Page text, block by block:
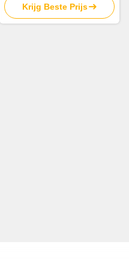
souvenirs
Krijg Beste Prijs